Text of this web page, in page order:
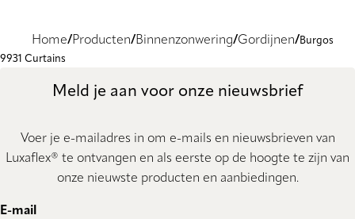
Home Producten Binnenzonwering Gordijnen
Burgos
9931 Curtains
Meld je aan voor onze nieuwsbrief
Voer je e-mailadres in om e-mails en nieuwsbrieven van
Luxaflex® te ontvangen en als eerste op de hoogte te zijn van
onze nieuwste producten en aanbiedingen.
E-mail